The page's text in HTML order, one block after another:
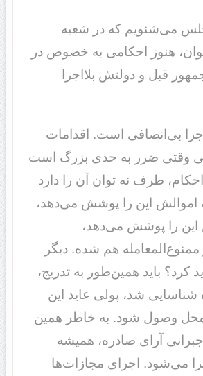
می‌شنویم که در شعبه
هنوز احکامی به خصوص در
قبل و دولتش بلااجرا
بی‌انصافی است. اقدامات
وقتی ضرر به حدی بزرگ است
طرف نه توان آن را دارد
اموالش این را پوشش می‌دهد،
را پوشش می‌دهد،
هم شده. دیگر
کرد؟ باید همین‌طور به تدریج،
شناسایی شد، پولی عاید این
محل وصول شود. به خاطر همین
آرای صادره، همیشه
می‌شود. اجرای مجازات‌ها